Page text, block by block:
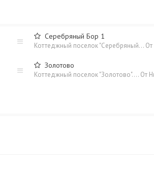
Серебряный Бор 1
Коттеджный поселок "Серебряный… От
Золотово
Коттеджный поселок "Золотово".… От